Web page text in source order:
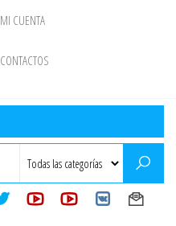
MI CUENTA
CONTACTOS